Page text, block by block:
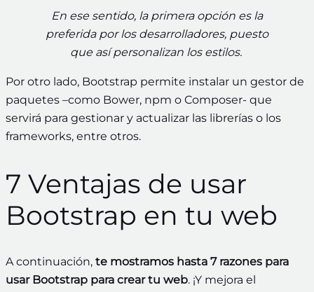
En ese sentido, la primera opción es la
preferida por los desarrolladores, puesto
que así personalizan los estilos.
Por otro lado, Bootstrap permite instalar un gestor de
paquetes –como Bower, npm o Composer- que
servirá para gestionar y actualizar las librerías o los
frameworks, entre otros.
7 Ventajas de usar
Bootstrap en tu web
A continuación, te mostramos hasta 7 razones para
usar Bootstrap para crear tu web. ¡Y mejora el